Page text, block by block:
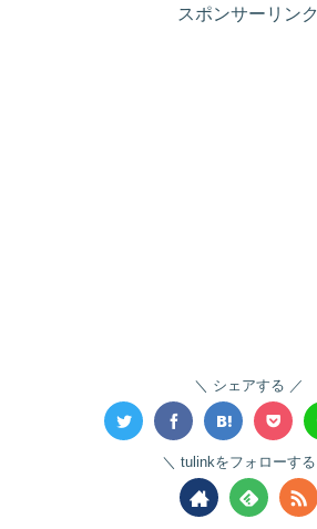
スポンサーリンク
シェアする
tulinkをフォローする